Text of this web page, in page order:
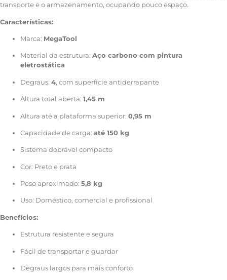
transporte e o armazenamento, ocupando pouco espaço.
Características:
Marca: MegaTool
Material da estrutura: Aço carbono com pintura
eletrostática
Degraus: 4, com superfície antiderrapante
Altura total aberta: 1,45 m
Altura até a plataforma superior: 0,95 m
Capacidade de carga: até 150 kg
Sistema dobrável compacto
Cor: Preto e prata
Peso aproximado: 5,8 kg
Uso: Doméstico, comercial e profissional
Benefícios:
Estrutura resistente e segura
Fácil de transportar e guardar
Degraus largos para mais conforto